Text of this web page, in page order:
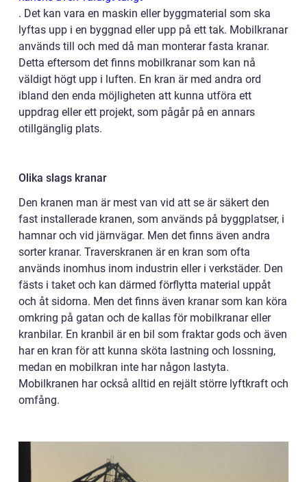
. Det kan vara en maskin eller byggmaterial som ska
lyftas upp i en byggnad eller upp på ett tak. Mobilkranar
används till och med då man monterar fasta kranar.
Detta eftersom det finns mobilkranar som kan nå
väldigt högt upp i luften. En kran är med andra ord
ibland den enda möjligheten att kunna utföra ett
uppdrag eller ett projekt, som pågår på en annars
otillgänglig plats.
Olika slags kranar
Den kranen man är mest van vid att se är säkert den
fast installerade kranen, som används på byggplatser, i
hamnar och vid järnvägar. Men det finns även andra
sorter kranar. Traverskranen är en kran som ofta
används inomhus inom industrin eller i verkstäder. Den
fästs i taket och kan därmed förflytta material uppåt
och åt sidorna. Men det finns även kranar som kan köra
omkring på gatan och de kallas för mobilkranar eller
kranbilar. En kranbil är en bil som fraktar gods och även
har en kran för att kunna sköta lastning och lossning,
medan en mobilkran inte har någon lastyta.
Mobilkranen har också alltid en rejält större lyftkraft och
omfång.